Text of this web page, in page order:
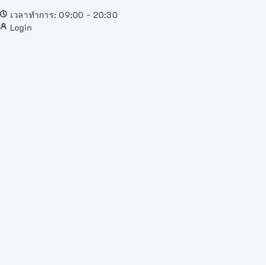
เวลาทำการ: 09:00 - 20:30
Login